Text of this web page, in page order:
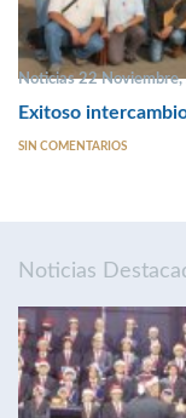
Noticias 22
Exitoso
SIN COMENTARIOS
Noticias